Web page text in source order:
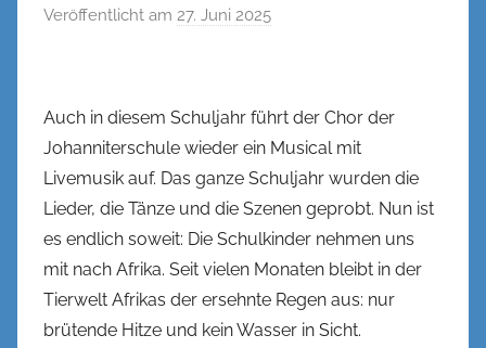
Veröffentlicht am 27. Juni 2025
e
n
k
e
l
Auch in diesem Schuljahr führt der Chor der
Johanniterschule wieder ein Musical mit
Livemusik auf. Das ganze Schuljahr wurden die
Lieder, die Tänze und die Szenen geprobt. Nun ist
es endlich soweit: Die Schulkinder nehmen uns
mit nach Afrika. Seit vielen Monaten bleibt in der
Tierwelt Afrikas der ersehnte Regen aus: nur
brütende Hitze und kein Wasser in Sicht.